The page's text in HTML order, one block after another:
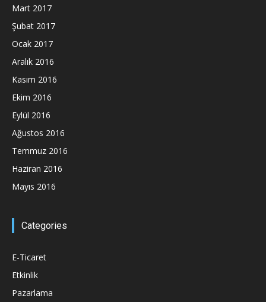
Mart 2017
Şubat 2017
Ocak 2017
Aralık 2016
Kasım 2016
Ekim 2016
Eylül 2016
Ağustos 2016
Temmuz 2016
Haziran 2016
Mayıs 2016
Categories
E-Ticaret
Etkinlik
Pazarlama